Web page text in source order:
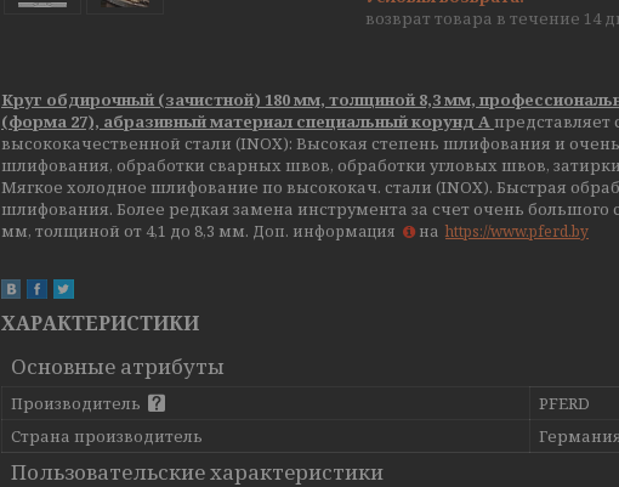
возврат товара в течение 14
Круг обдирочный (зачистной) 180 мм, толщиной 8,3 мм,
(форма 27), абразивный материал специальный корунд А представляет
высококачественной стали (INOX): Высокая степень шлифования и
шлифования, обработки сварных швов, обработки угловых швов,
Мягкое холодное шлифование по высококач. стали (INOX). Быстрая
шлифования. Более редкая замена инструмента за счет очень
мм, толщиной от 4,1 до 8,3 мм. Доп. информация на https://www.pferd.by
ХАРАКТЕРИСТИКИ
Основные атрибуты
Производитель
PFERD
Страна производитель
Пользовательские характеристики